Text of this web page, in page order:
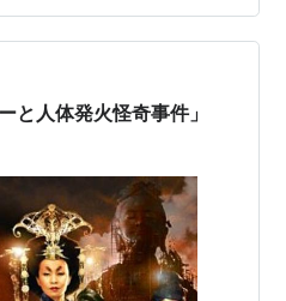
が一番の問題だろう。しか
とっては３人が何のために
だ。彼にとって重要なの
間がそれが３日な…
と人体発火怪奇事件」